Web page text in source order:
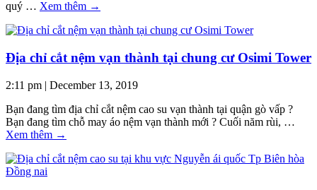
quý … Xem thêm →
Địa chỉ cắt nệm vạn thành tại chung cư Osimi Tower
2:11 pm | December 13, 2019
Bạn đang tìm địa chỉ cắt nệm cao su vạn thành tại quận gò vấp ?
Bạn đang tìm chỗ may áo nệm vạn thành mới ? Cuối năm rùi, …
Xem thêm →